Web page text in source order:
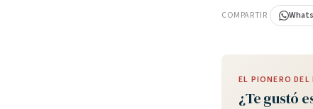
COMPARTIR
EL PIONERO DEL
¿Te gustó